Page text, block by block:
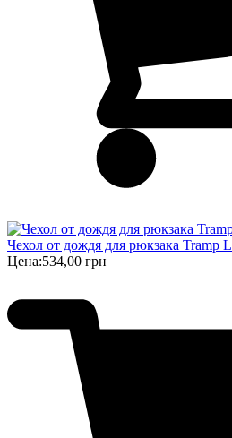
Чехол от дождя для рюкзака Tramp L
Цена:534,00 грн